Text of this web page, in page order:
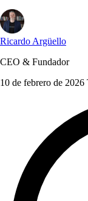
Ricardo Argüello
CEO & Fundador
10 de febrero de 2026